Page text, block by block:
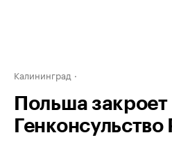
Калининград
Польша закроет